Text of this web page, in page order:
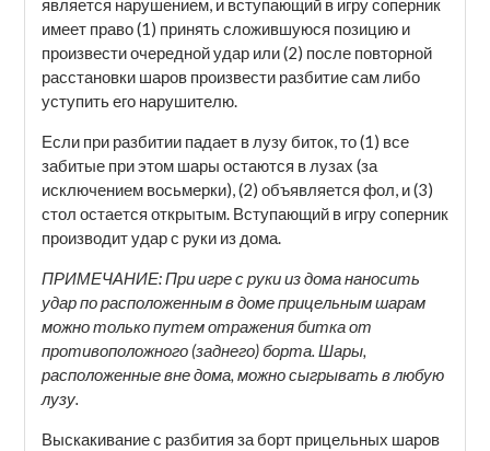
является нарушением, и вступающий в игру соперник
имеет право (1) принять сложившуюся позицию и
произвести очередной удар или (2) после повторной
расстановки шаров произвести разбитие сам либо
уступить его нарушителю.
Если при разбитии падает в лузу биток, то (1) все
забитые при этом шары остаются в лузах (за
исключением восьмерки), (2) объявляется фол, и (3)
стол остается открытым. Вступающий в игру соперник
производит удар с руки из дома.
ПРИМЕЧАНИЕ: При игре с руки из дома наносить
удар по расположенным в доме прицельным шарам
можно только путем отражения битка от
противоположного (заднего) борта. Шары,
расположенные вне дома, можно сыгрывать в любую
лузу.
Выскакивание с разбития за борт прицельных шаров